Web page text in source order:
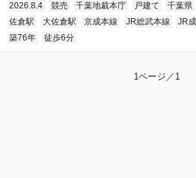
2026.8.4 競売 千葉地裁本庁 戸建て 千葉県
佐倉駅
大佐倉駅 京成本線 JR総武本線 JR
築76年
徒歩6分
1ページ／1